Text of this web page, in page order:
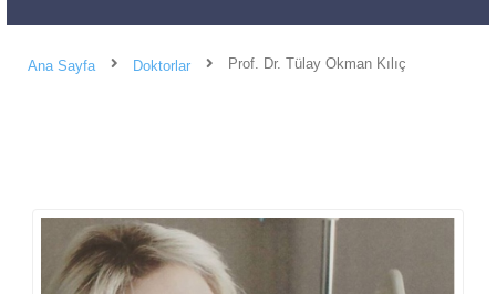
Ana Sayfa Doktorlar Prof. Dr. Tülay Okman Kılıç